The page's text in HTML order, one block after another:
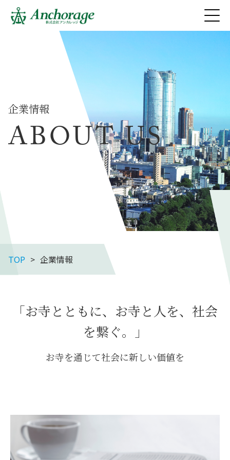
株式会社アンカレッジ
企業情報
ABOUT US
TOP 企業情報
「お寺とともに、お寺と人を、社会
を繋ぐ。」
お寺を通じて社会に新しい価値を